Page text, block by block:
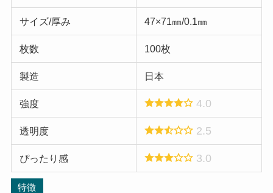
サイズ/厚み 47×71㎜/0.1㎜
枚数 100枚
製造 日本
強度 4.0
透明度 2.5
ぴったり感 3.0
特徴